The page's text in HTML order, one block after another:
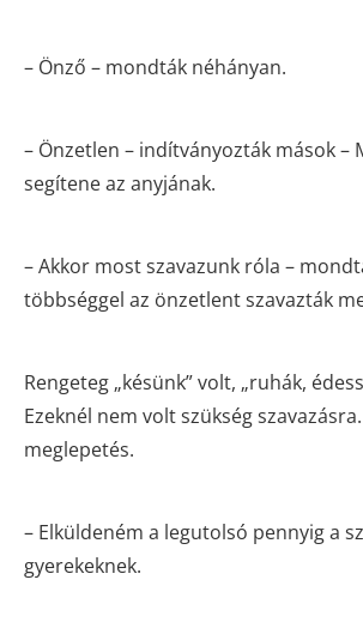
– Önző – mondták néhányan.
– Önzetlen – indítványozták mások –
segítene az anyjának.
– Akkor most szavazunk róla –
többséggel az önzetlent szavazták
Rengeteg „késünk” volt, „ruhák,
Ezeknél nem volt szükség
meglepetés.
– Elküldeném a legutolsó pennyig a
gyerekeknek.